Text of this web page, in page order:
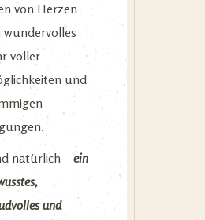
von Herzen
wundervolles
voller
und
natürlich – ein
und